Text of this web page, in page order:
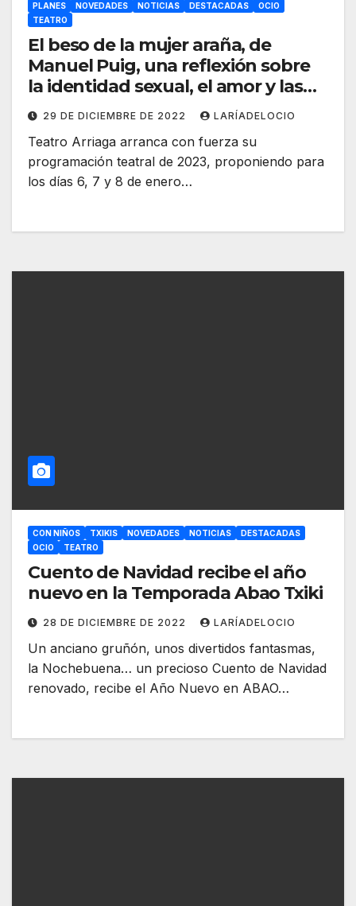
PLANES NOVEDADES NOTICIAS DESTACADAS
OCIO
TEATRO
El beso de la mujer araña, de
Manuel Puig, una reflexión sobre
la identidad sexual, el amor y las
convicciones políticas
29 DE DICIEMBRE DE 2022 LARÍADELOCIO
Teatro Arriaga arranca con fuerza su
programación teatral de 2023, proponiendo para
los días 6, 7 y 8 de enero…
CON NIÑOS TXIKIS NOVEDADES NOTICIAS
DESTACADAS
OCIO
TEATRO
Cuento de Navidad recibe el año
nuevo en la Temporada Abao Txiki
28 DE DICIEMBRE DE 2022 LARÍADELOCIO
Un anciano gruñón, unos divertidos fantasmas,
la Nochebuena… un precioso Cuento de Navidad
renovado, recibe el Año Nuevo en ABAO…